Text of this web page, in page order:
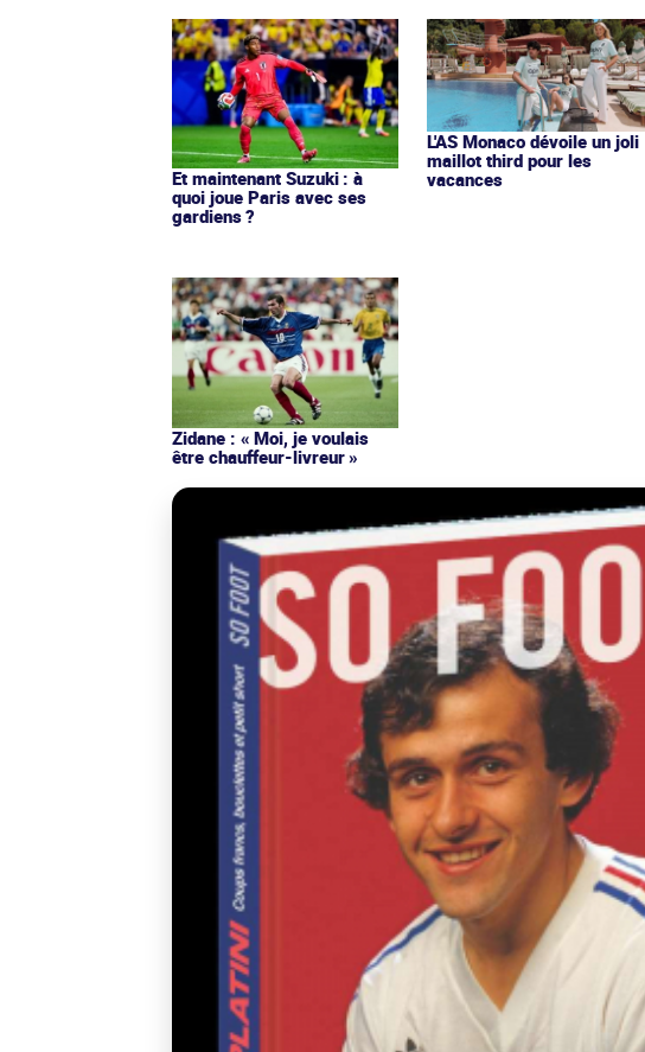
Et maintenant Suzuki : à
quoi joue Paris avec ses
gardiens ?
L'AS Monaco dévoile un joli
maillot third pour les
vacances
Zidane : « Moi, je voulais
être chauffeur-livreur »